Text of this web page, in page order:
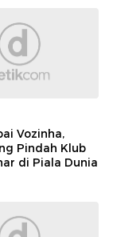
Vozinha,
Pindah Klub
di Piala Dunia